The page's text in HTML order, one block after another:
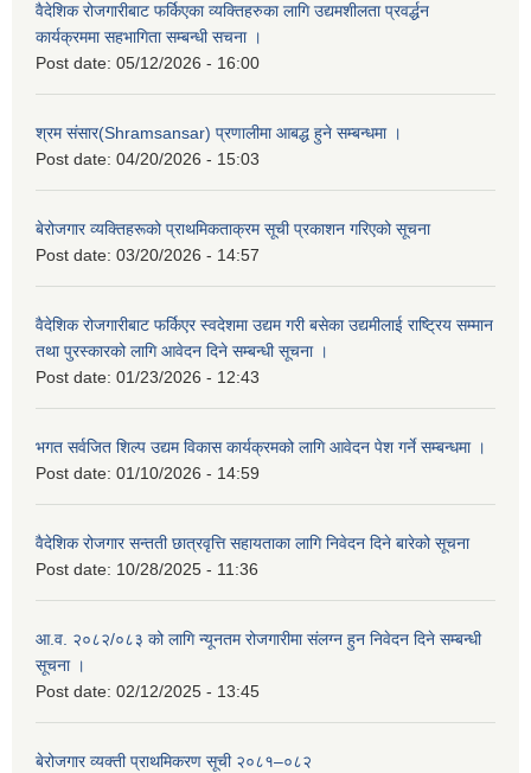
वैदेशिक रोजगारीबाट फर्किएका व्यक्तिहरुका लागि उद्यमशीलता प्रवर्द्धन
कार्यक्रममा सहभागिता सम्बन्धी सचना ।
Post date: 05/12/2026 - 16:00
श्रम संसार(Shramsansar) प्रणालीमा आबद्ध हुने सम्बन्धमा ।
Post date: 04/20/2026 - 15:03
बेरोजगार व्यक्तिहरूको प्राथमिकताक्रम सूची प्रकाशन गरिएको सूचना
Post date: 03/20/2026 - 14:57
वैदेशिक रोजगारीबाट फर्किएर स्वदेशमा उद्यम गरी बसेका उद्यमीलाई राष्ट्रिय सम्मान
तथा पुरस्कारको लागि आवेदन दिने सम्बन्धी सूचना ।
Post date: 01/23/2026 - 12:43
भगत सर्वजित शिल्प उद्यम विकास कार्यक्रमको लागि आवेदन पेश गर्ने सम्बन्धमा ।
Post date: 01/10/2026 - 14:59
वैदेशिक रोजगार सन्तती छात्रवृत्ति सहायताका लागि निवेदन दिने बारेको सूचना
Post date: 10/28/2025 - 11:36
आ.व. २०८२/०८३ को लागि न्यूनतम रोजगारीमा संलग्न हुन निवेदन दिने सम्बन्धी
सूचना ।
Post date: 02/12/2025 - 13:45
बेरोजगार व्यक्ती प्राथमिकरण सूची २०८१–०८२